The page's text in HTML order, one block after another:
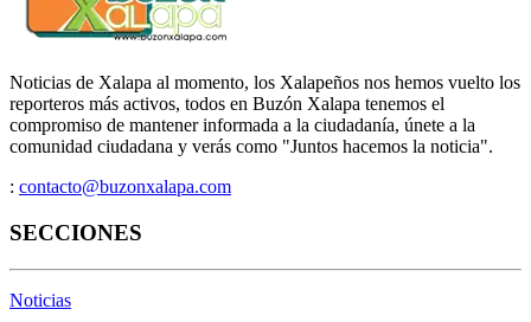
Noticias de Xalapa al momento, los Xalapeños nos hemos vuelto los
reporteros más activos, todos en Buzón Xalapa tenemos el
compromiso de mantener informada a la ciudadanía, únete a la
comunidad ciudadana y verás como "Juntos hacemos la noticia".
: contacto@buzonxalapa.com
SECCIONES
Noticias